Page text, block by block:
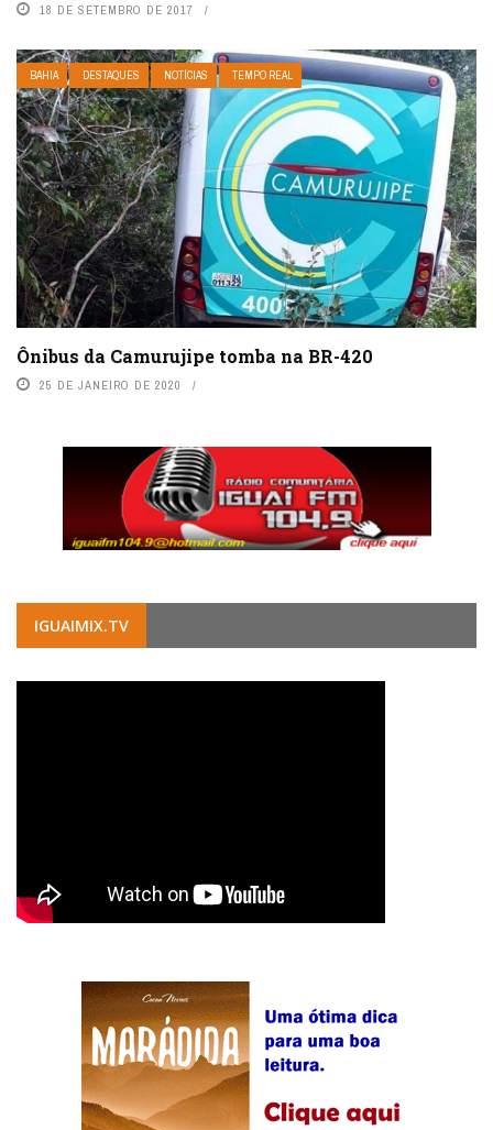
18 DE SETEMBRO DE 2017
BAHIA DESTAQUES NOTÍCIAS TEMPO REAL
Ônibus da Camurujipe tomba na BR-420
25 DE JANEIRO DE 2020
IGUAIMIX.TV